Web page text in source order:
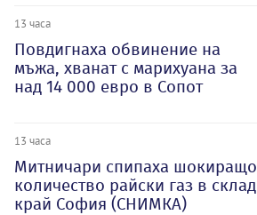
13 часа
Повдигнаха обвинение на
мъжа, хванат с марихуана за
над 14 000 евро в Сопот
13 часа
Митничари спипаха шокиращо
количество райски газ в склад
край София (СНИМКА)